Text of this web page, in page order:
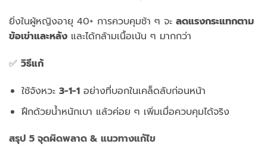
ยิ่งในผู้หญิงอายุ 40+ การควบคุมช้า ๆ จะ ลดแรงกระแทกตาม
ข้อเข่าและหลัง และได้กล้ามเนื้อเน้น ๆ มากกว่า
✅ วิธีแก้
ใช้จังหวะ 3-1-1อย่างที่บอกในเคล็ดลับก่อนหน้า
ฝึกด้วยน้ำหนักเบา แล้วค่อย ๆ เพิ่มเมื่อควบคุมได้จริง
สรุป 5 จุดผิดพลาด & แนวทางแก้ไข